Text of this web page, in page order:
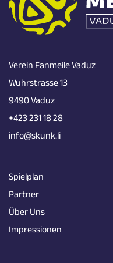
Verein Fanmeile Vaduz
Wuhrstrasse 13
9490 Vaduz
+423 231 18 28
info@skunk.li
Spielplan
Partner
Über Uns
Impressionen